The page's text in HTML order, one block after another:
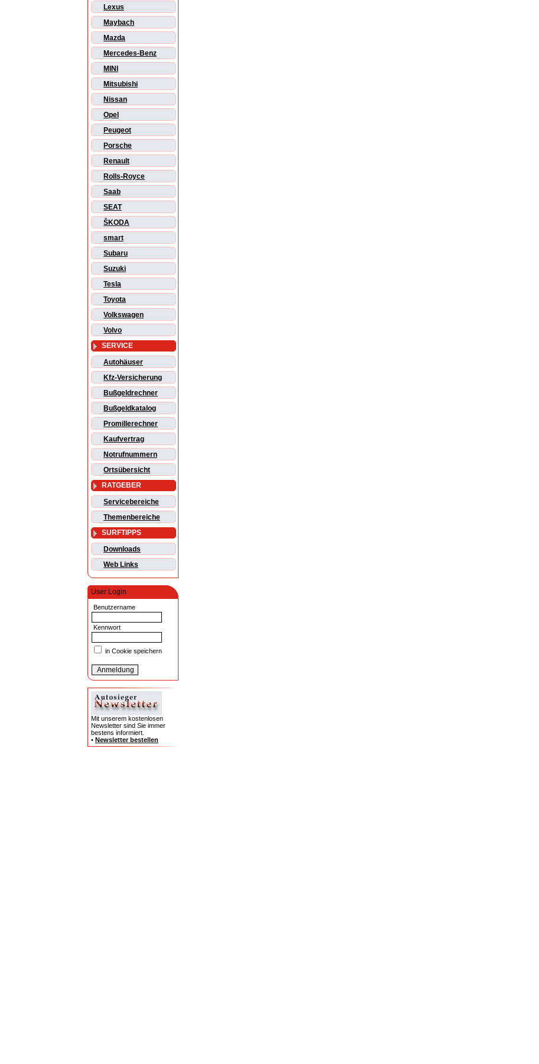
Lexus
Maybach
Mazda
Mercedes-Benz
MINI
Mitsubishi
Nissan
Opel
Peugeot
Porsche
Renault
Rolls-Royce
Saab
SEAT
ŠKODA
smart
Subaru
Suzuki
Tesla
Toyota
Volkswagen
Volvo
SERVICE
Autohäuser
Kfz-Versicherung
Bußgeldrechner
Bußgeldkatalog
Promillerechner
Kaufvertrag
Notrufnummern
Ortsübersicht
RATGEBER
Servicebereiche
Themenbereiche
SURFTIPPS
Downloads
Web Links
User Login
Benutzername
Kennwort
in Cookie speichern
Mit unserem kostenlosen
Newsletter sind Sie immer
bestens informiert.
• Newsletter bestellen